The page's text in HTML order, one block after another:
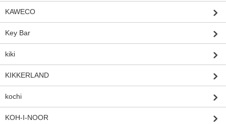
KAWECO
Key Bar
kiki
KIKKERLAND
kochi
KOH-I-NOOR